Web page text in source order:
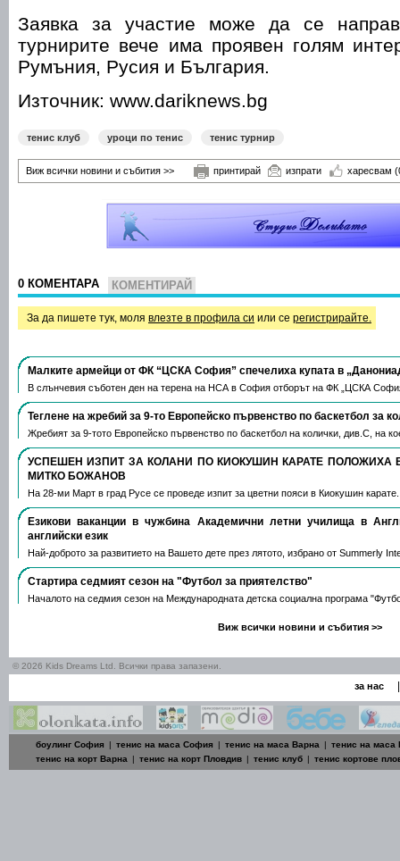
Заявка за участие може да се
турнирите вече има проявен голям
Румъния, Русия и България.
Източник: www.dariknews.bg
тенис клуб уроци по тенис тенис турнир
Виж всички новини и събития >> принтирай изпрати харесвам
0 КОМЕНТАРА КОМЕНТИРАЙ
За да пишете тук, моля влезте в профила си или се регистрирайте.
Малките армейци от ФК “ЦСКА София” спечелиха купата в
В слънчевия съботен ден на терена на НСА в София отборът на ФК „ЦСКА
Теглене на жребий за 9-то Европейско първенство по баскетбол за
Жребият за 9-тото Европейско първенство по баскетбол на колички, див.С, на
УСПЕШЕН ИЗПИТ ЗА КОЛАНИ ПО КИОКУШИН КАРАТЕ ПОЛОЖИХА
МИТКО БОЖАНОВ
На 28-ми Март в град Русе се проведе изпит за цветни пояси в Киокушин
Езикови ваканции​ в чужбина Академични летни училища в
английски език
Най-доброто за развитието на Вашето дете през лятото, избрано от Summerly
Стартира седмият сезон на "Футбол за приятелство"
Началото на седмия сезон на Международната детска социална програма
Виж всички новини и събития >>
© 2026 Kids Dreams Ltd. Всички права запазени.
за нас |
боулинг София | тенис на маса София | тенис на маса Варна | тенис на маса
тенис на корт Варна
| тенис на корт Пловдив | тенис клуб | тенис кортове